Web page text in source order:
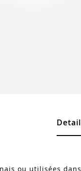
ou utilisées